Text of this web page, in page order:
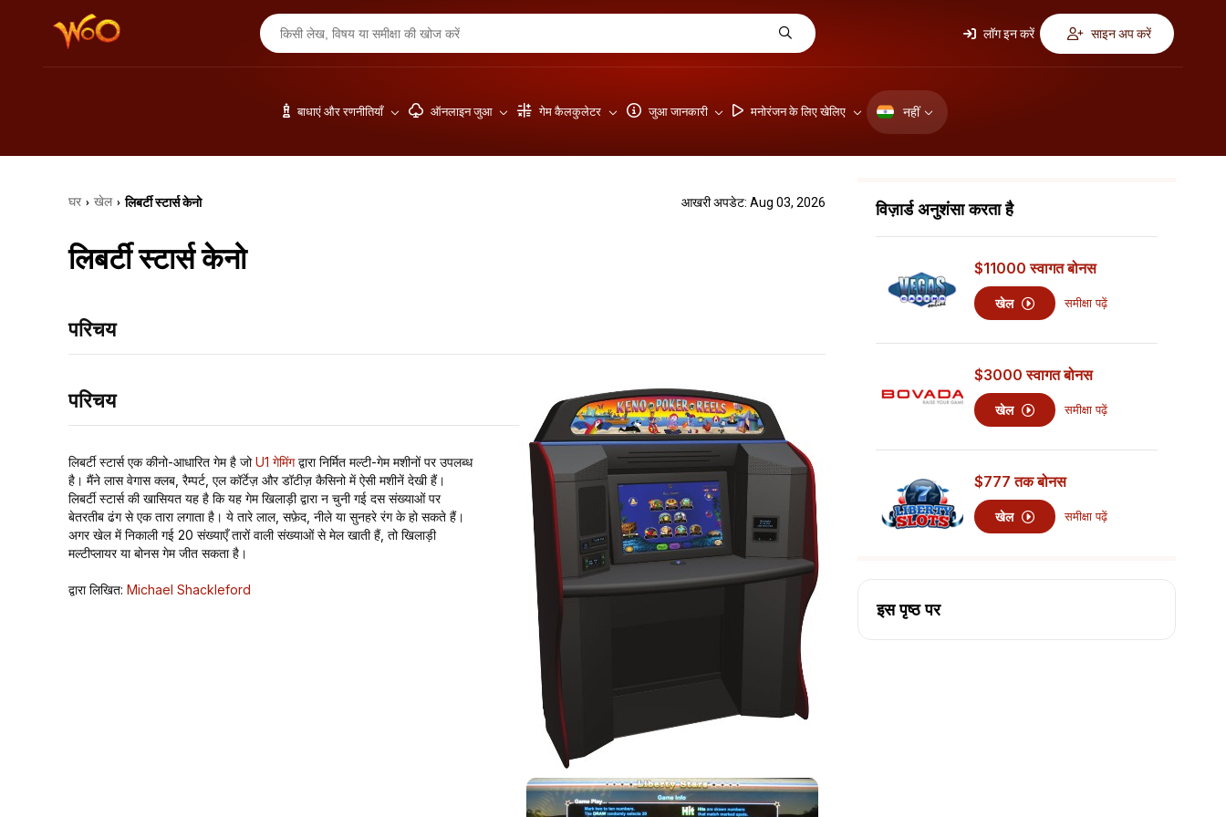
लॉग इन करें साइन अप करें
बाधाएं और रणनीतियाँ ऑनलाइन जुआ गेम कैलकुलेटर जुआ जानकारी मनोरंजन के लिए खेलिए नहीं
घर › खेल › लिबर्टी स्टार्स केनो आखरी अपडेट: Aug 03, 2026
लिबर्टी स्टार्स केनो
परिचय
परिचय
लिबर्टी स्टार्स एक कीनो-आधारित गेम है जोU1 गेमिंगद्वारा निर्मित मल्टी-गेम मशीनों पर उपलब्ध
है। मैंने लास वेगास क्लब, रैम्पर्ट, एल कॉर्टेज़ और डॉटीज़ कैसिनो में ऐसी मशीनें देखी हैं।
लिबर्टी स्टार्स की खासियत यह है कि यह गेम खिलाड़ी द्वारा न चुनी गई दस संख्याओं पर
बेतरतीब ढंग से एक तारा लगाता है। ये तारे लाल, सफ़ेद, नीले या सुनहरे रंग के हो सकते हैं।
अगर खेल में निकाली गई 20 संख्याएँ तारों वाली संख्याओं से मेल खाती हैं, तो खिलाड़ी
मल्टीप्लायर या बोनस गेम जीत सकता है।
द्वारा लिखित: Michael Shackleford
विज़ार्ड अनुशंसा करता है
$11000 स्वागत बोनस
खेल समीक्षा पढ़ें
$3000 स्वागत बोनस
खेल समीक्षा पढ़ें
$777 तक बोनस
खेल समीक्षा पढ़ें
इस पृष्ठ पर